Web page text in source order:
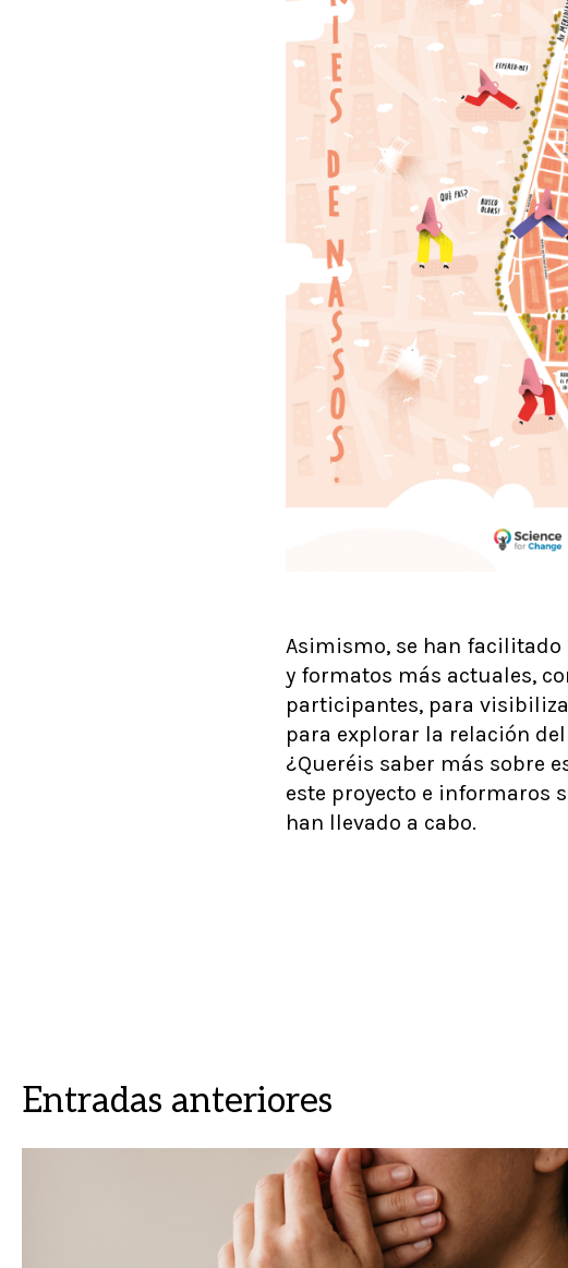
Asimismo, se han
y formatos más actuales,
participantes, para
para explorar la relación
¿Queréis saber más sobre
este proyecto e informaros
han llevado a cabo.
Entradas anteriores